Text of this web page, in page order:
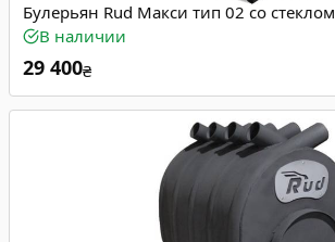
Булерьян Rud Макси тип 02 со стеклом
В наличии
29 400₴